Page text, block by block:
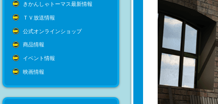
きかんしゃトーマス最新情報
ＴＶ放送情報
公式オンラインショップ
商品情報
イベント情報
映画情報